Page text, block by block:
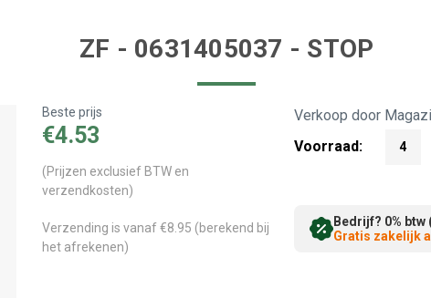
ZF - 0631405037 - STOP
Beste prijs
€4.53
(Prijzen exclusief BTW en
verzendkosten)
Verzending is vanaf €8.95 (berekend bij
het afrekenen)
Verkoop door
Voorraad:
4
Bedrijf? 0%
Gratis zakelijk